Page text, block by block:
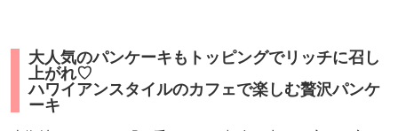
大人気のパンケーキもトッピングでリッチに召し
上がれ♡
ハワイアンスタイルのカフェで楽しむ贅沢パンケ
ーキ